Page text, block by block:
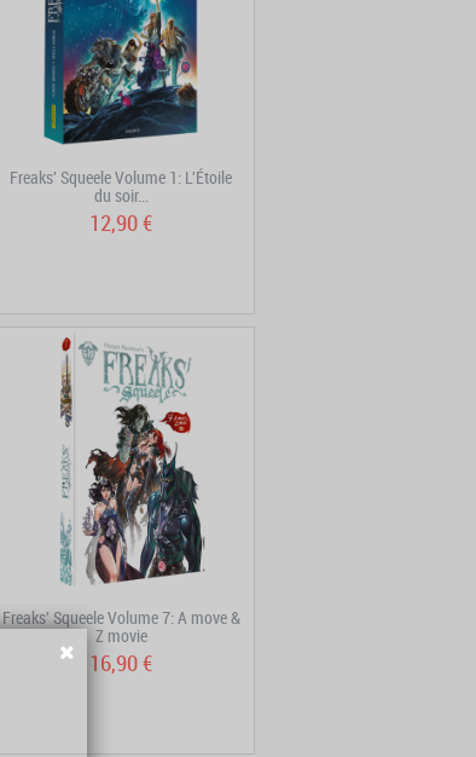
Freaks' Squeele Volume 1: L'Étoile
du soir...
12,90 €
Freaks' Squeele Volume 7: A move &
Z movie
16,90 €